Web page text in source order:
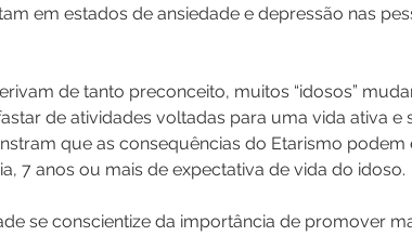
em estados de ansiedade e depressão nas
de tanto preconceito, muitos “idosos”
de atividades voltadas para uma vida ativa e
que as consequências do Etarismo podem
7 anos ou mais de expectativa de vida do idoso.
se conscientize da importância de promover